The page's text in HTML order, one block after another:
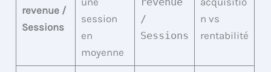
revenue /
Sessions
session
en
moyenne
/
Sessions
n vs
rentabilité